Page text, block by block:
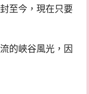
至今，現在只要
的峽谷風光，因